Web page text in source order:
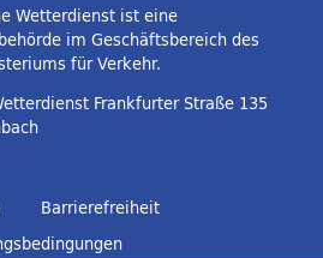
Wetterdienst ist eine
im Geschäftsbereich des
für Verkehr.
Frankfurter Straße 135
Barrierefreiheit